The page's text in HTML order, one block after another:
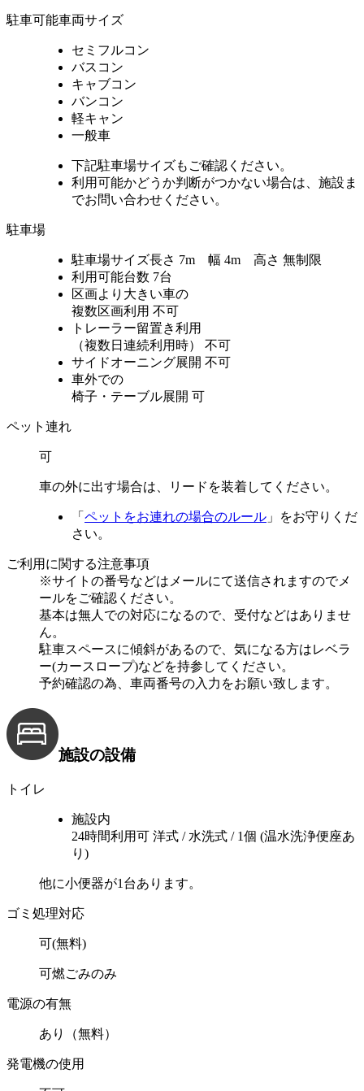
駐車可能車両サイズ
セミフルコン
バスコン
キャブコン
バンコン
軽キャン
一般車
下記駐車場サイズもご確認ください。
利用可能かどうか判断がつかない場合は、施設ま
でお問い合わせください。
駐車場
駐車場サイズ長さ 7m 幅 4m 高さ 無制限
利用可能台数 7台
区画より大きい車の
複数区画利用 不可
トレーラー留置き利用
（複数日連続利用時）
不可
サイドオーニング展開 不可
車外での
椅子・テーブル展開 可
ペット連れ
可
車の外に出す場合は、リードを装着してください。
「 ペットをお連れの場合のルール 」をお守りくだ
さい。
ご利用に関する注意事項
※サイトの番号などはメールにて送信されますのでメ
ールをご確認ください。
基本は無人での対応になるので、受付などはありませ
ん。
駐車スペースに傾斜があるので、気になる方はレベラ
ー(カースロープ)などを持参してください。
予約確認の為、車両番号の入力をお願い致します。
施設の設備
トイレ
施設内
24時間利用可 洋式 / 水洗式 / 1個 (温水洗浄便座あ
り)
他に小便器が1台あります。
ゴミ処理対応
可(無料)
可燃ごみのみ
電源の有無
あり（無料）
発電機の使用